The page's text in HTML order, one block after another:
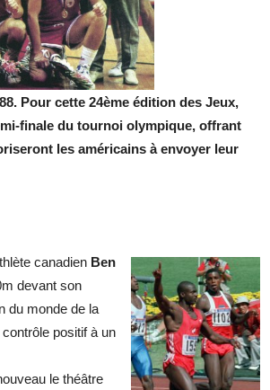
Pour cette 24ème édition des Jeux,
finale du tournoi olympique, offrant
les américains à envoyer leur
canadien Ben
devant son
du monde de la
positif à un
le théâtre